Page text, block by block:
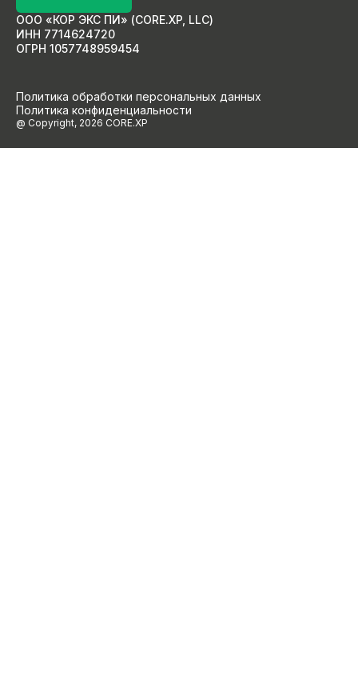
ООО «КОР ЭКС ПИ» (CORE.XP, LLC)
ИНН 7714624720
ОГРН 1057748959454
Политика обработки персональных данных
Политика конфиденциальности
@ Copyright, 2026 CORE.XP